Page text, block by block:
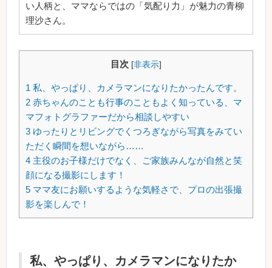
い人柄と、ママならではの「気配り力」が魅力の青柳
理沙さん。
目次 [非表示]
1 私、やっぱり、カメラマンになりたかったんです。
2 赤ちゃんのことも行事のこともよく知っている、マ
マフォトグラファーだから相談しやすい
3 ゆったりとリビングでくつろぎながら写真をみてい
ただく瞬間を想いながら……
4 主役のお子様だけでなく、ご家族みんなが自然と笑
顔になる撮影にします！
5 ママ友にお願いするような気軽さで、プロの出張撮
影を楽しんで！
私、やっぱり、カメラマンになりたか